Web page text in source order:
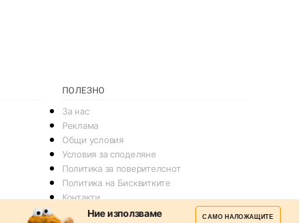
ПОЛЕЗНО
За нас
Реклама
Общи условия
Условия за споделяне
Политика за поверителснот
Политика на Бисквитките
Контакти
Ние използваме
САМО НАЛОЖАЩИТЕ